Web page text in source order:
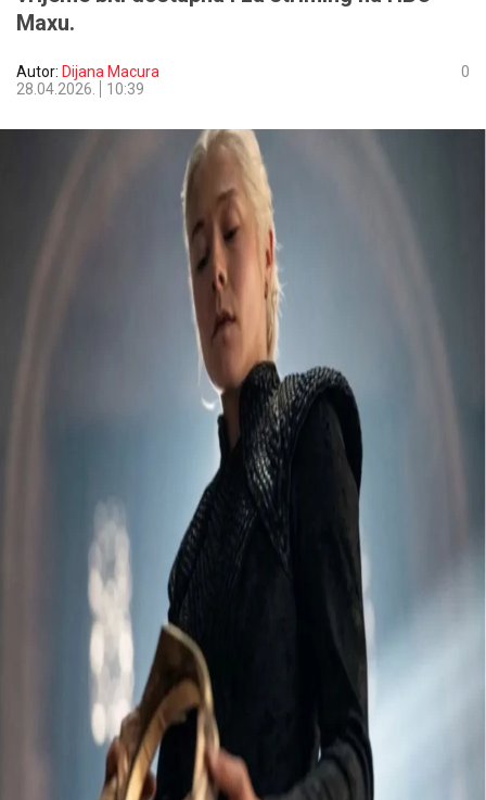
Maxu.
Autor: Dijana Macura
28.04.2026.
10:39
0